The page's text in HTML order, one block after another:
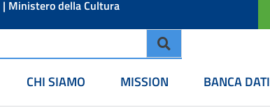
| Ministero della Cultura
CHI SIAMO MISSION BANCA DATI